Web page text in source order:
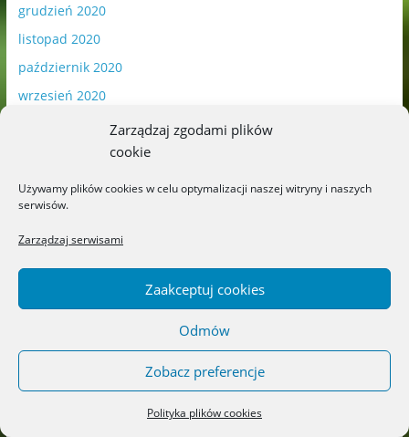
Zarządzaj zgodami plików
cookie
Używamy plików cookies w celu optymalizacji naszej witryny i naszych
serwisów.
Zarządzaj serwisami
Zaakceptuj cookies
Odmów
Zobacz preferencje
Polityka plików cookies
grudzień 2020
listopad 2020
październik 2020
wrzesień 2020
maj 2020
kwiecień 2020
marzec 2020
grudzień 2019